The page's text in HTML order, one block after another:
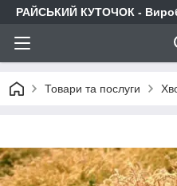
РАЙСЬКИЙ КУТОЧОК -
Товари та послуги